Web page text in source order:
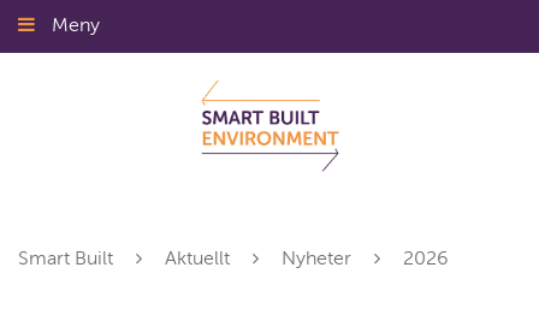
Gå
till
Meny
Smart Built Aktuellt Nyheter 2026